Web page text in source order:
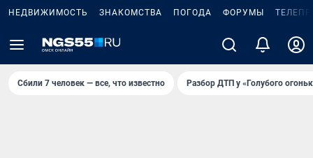
НЕДВИЖИМОСТЬ ЗНАКОМСТВА ПОГОДА ФОРУМЫ
Сбили 7 человек — все, что известно Разбор ДТП у «Голубого